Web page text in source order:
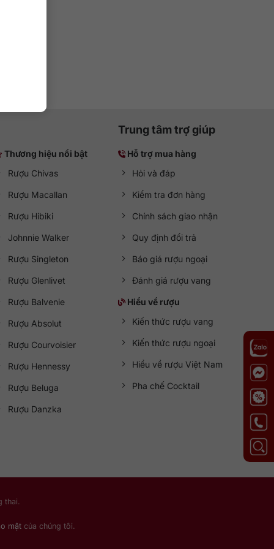
Thương hiệu nổi bật
Rượu Chivas
Rượu Macallan
Rượu Hibiki
Johnnie Walker
Rượu Singleton
Rượu Glenlivet
Rượu Balvenie
Rượu Absolut
Rượu Courvoisier
Rượu Hennessy
Rượu Beluga
Rượu Danzka
Trung tâm trợ giúp
Hỗ trợ mua hàng
Hỏi và đáp
Kiểm tra đơn hàng
Chính sách giao nhận
Quy định đổi trả
Báo giá rượu ngoại
Đánh giá rượu vang
Hiểu về rượu
Kiến thức rượu vang
Kiến thức rượu ngoại
Hiểu về rượu Việt Nam
Pha chế Cocktail
thai.
mậtcủa chúng tôi.